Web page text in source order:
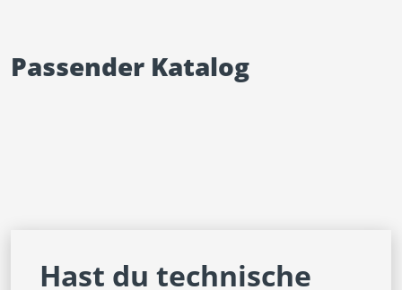
Passender Katalog
Hast du technische